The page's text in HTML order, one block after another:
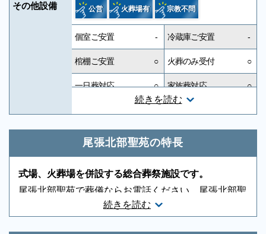
その他設備 公営 火葬場有 宗教不問
続きを読む
個室ご安置 - 冷蔵庫ご安置 -
棺棚ご安置 ○ 火葬のみ受付 ○
一日葬対応 ○ 家族葬対応 ○
キリスト教対応
友人葬対応 ○ 社葬対応 -
葬祭ディレクター 近隣有料駐車場
音響、照明設備 -
親族控室 ○ 宗教者控室 ○
尾張北部聖苑の特長
続きを読む
式場、火葬場を併設する総合葬祭施設です。
尾張北部聖苑で葬儀ならお電話ください。尾張北部聖
苑で通夜・葬儀・火葬までを一か所で済ませることが